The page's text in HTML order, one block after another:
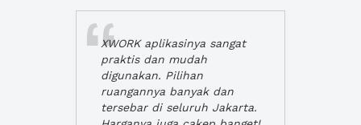
XWORK aplikasinya sangat
praktis dan mudah
digunakan. Pilihan
ruangannya banyak dan
tersebar di seluruh Jakarta.